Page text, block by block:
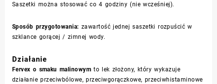
Saszetki można stosować co 4 godziny (nie wcześniej).
Sposób przygotowania: zawartość jednej saszetki rozpuścić w
szklance gorącej / zimnej wody.
Działanie
Fervex o smaku malinowym to lek złożony, który wykazuje
działanie przeciwbólowe, przeciwgorączkowe, przeciwhistaminowe